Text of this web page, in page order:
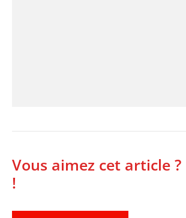
Vous aimez cet article ?
!